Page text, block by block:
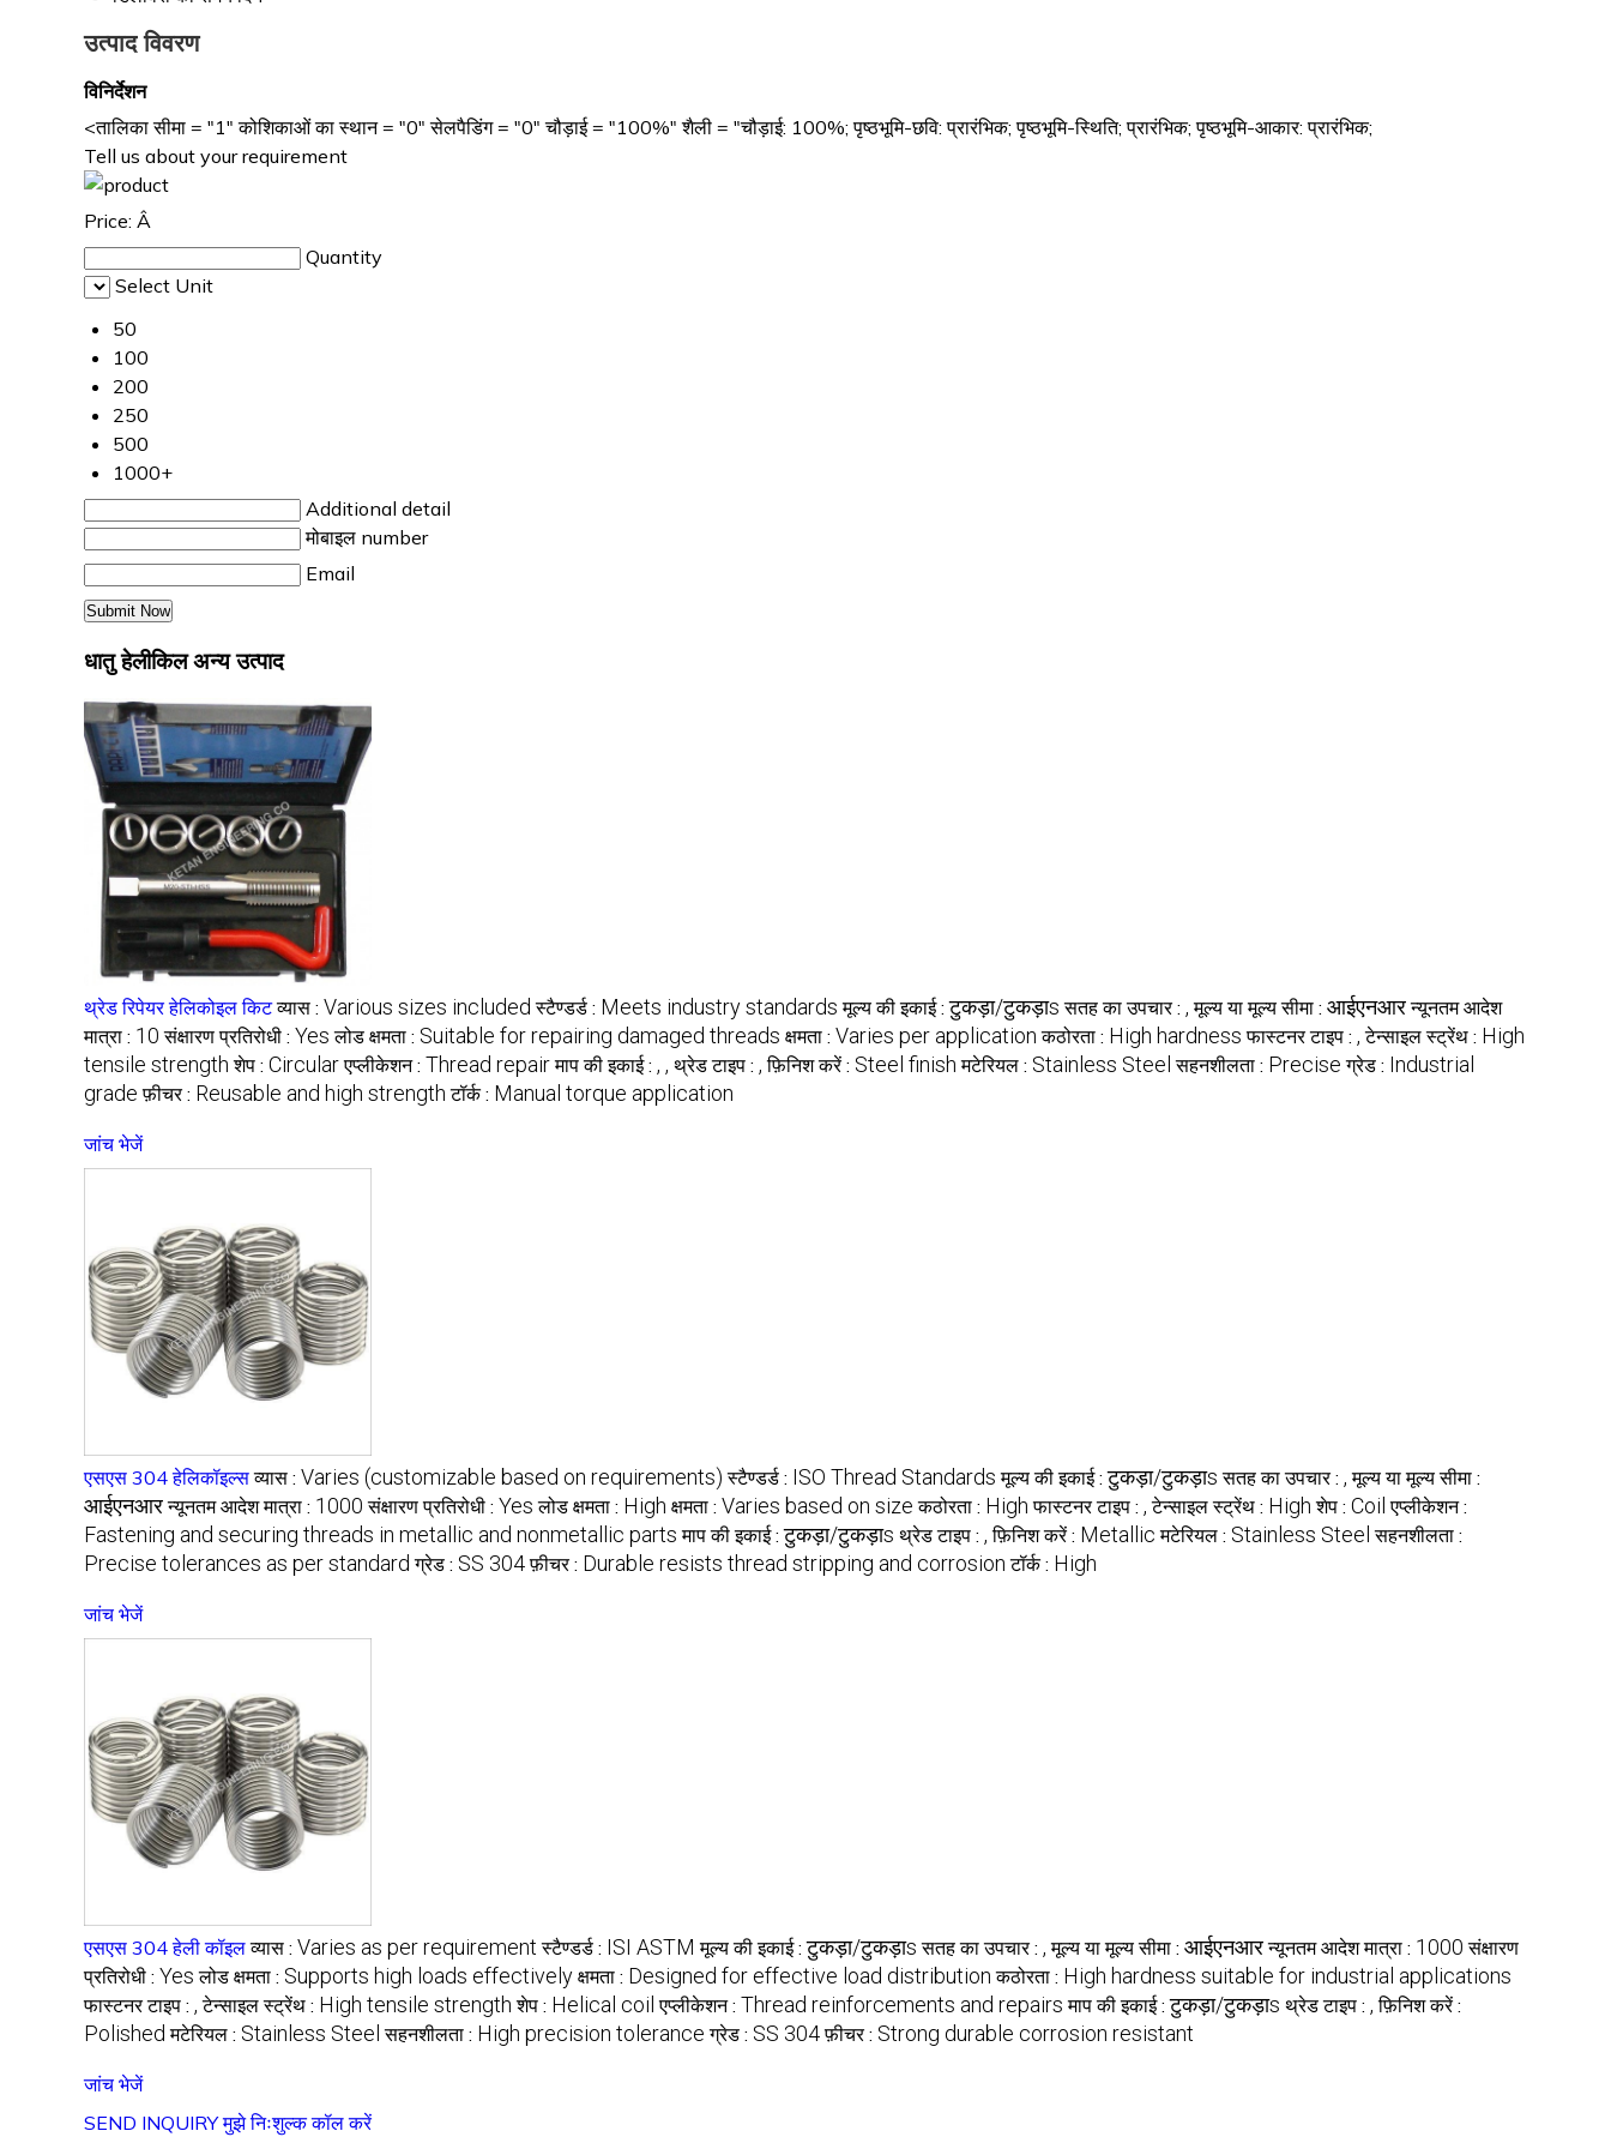
उत्पाद विवरण
विनिर्देशन
<तालिका सीमा = "1" कोशिकाओं का स्थान = "0" सेलपैडिंग = "0" चौड़ाई = "100%" शैली = "चौड़ाई: 100%; पृष्ठभूमि-छवि: प्रारंभिक; पृष्ठभूमि-स्थिति; प्रारंभिक; पृष्ठभूमि-आकार: प्रारंभिक;
Tell us about your requirement
Price: Â
Quantity
Select Unit
50
100
200
250
500
1000+
Additional detail
मोबाइल number
Email
धातु हेलीकिल अन्य उत्पाद
थ्रेड रिपेयर हेलिकोइल किट व्यास : Various sizes included स्टैण्डर्ड : Meets industry standards मूल्य की इकाई :टुकड़ा/टुकड़ाs सतह का उपचार : , मूल्य या मूल्य सीमा : आईएनआर न्यूनतम आदेश
मात्रा : 10 संक्षारण प्रतिरोधी : Yes लोड क्षमता : Suitable for repairing damaged threads क्षमता : Varies per application कठोरता : High hardness फास्टनर टाइप : , टेन्साइल स्ट्रेंथ : High
tensile strength शेप : Circular एप्लीकेशन : Thread repair माप की इकाई : , , थ्रेड टाइप : , फ़िनिश करें : Steel finish मटेरियल : Stainless Steel सहनशीलता : Precise ग्रेड : Industrial
grade फ़ीचर : Reusable and high strength टॉर्क : Manual torque application
जांच भेजें
एसएस 304 हेलिकॉइल्स व्यास : Varies (customizable based on requirements) स्टैण्डर्ड : ISO Thread Standards मूल्य की इकाई :टुकड़ा/टुकड़ाs सतह का उपचार : , मूल्य या मूल्य सीमा :
आईएनआर न्यूनतम आदेश मात्रा : 1000 संक्षारण प्रतिरोधी : Yes लोड क्षमता : High क्षमता : Varies based on size कठोरता : High फास्टनर टाइप : , टेन्साइल स्ट्रेंथ : High शेप : Coil एप्लीकेशन :
Fastening and securing threads in metallic and nonmetallic parts माप की इकाई :टुकड़ा/टुकड़ाs थ्रेड टाइप : , फ़िनिश करें : Metallic मटेरियल : Stainless Steel सहनशीलता :
Precise tolerances as per standard ग्रेड : SS 304 फ़ीचर : Durable resists thread stripping and corrosion टॉर्क : High
जांच भेजें
एसएस 304 हेली कॉइल व्यास : Varies as per requirement स्टैण्डर्ड : ISI ASTM मूल्य की इकाई :टुकड़ा/टुकड़ाs सतह का उपचार : , मूल्य या मूल्य सीमा : आईएनआर न्यूनतम आदेश मात्रा : 1000 संक्षारण
प्रतिरोधी : Yes लोड क्षमता : Supports high loads effectively क्षमता : Designed for effective load distribution कठोरता : High hardness suitable for industrial applications
फास्टनर टाइप : , टेन्साइल स्ट्रेंथ : High tensile strength शेप : Helical coil एप्लीकेशन : Thread reinforcements and repairs माप की इकाई :टुकड़ा/टुकड़ाs थ्रेड टाइप : , फ़िनिश करें :
Polished मटेरियल : Stainless Steel सहनशीलता : High precision tolerance ग्रेड : SS 304 फ़ीचर : Strong durable corrosion resistant
जांच भेजें
SEND INQUIRY मुझे निःशुल्क कॉल करें